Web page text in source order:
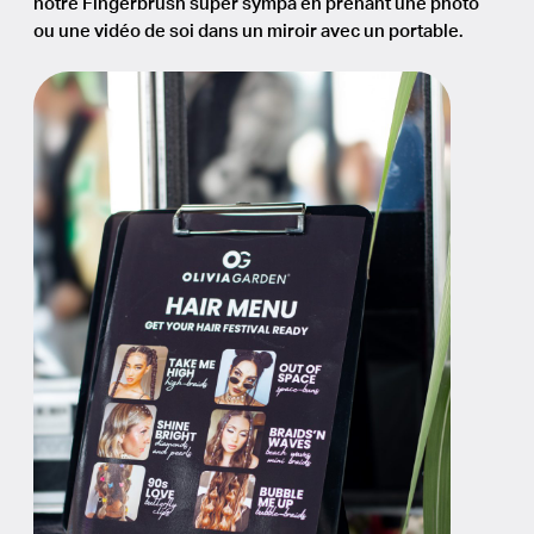
notre Fingerbrush super sympa en prenant une photo
ou une vidéo de soi dans un miroir avec un portable.